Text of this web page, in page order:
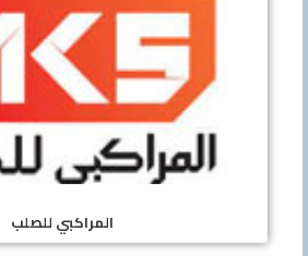
المراكبي للصلب